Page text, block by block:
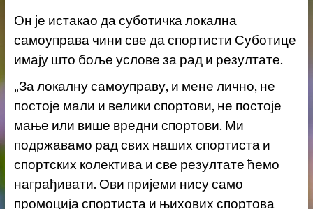
Он је истакао да суботичка локална
самоуправа чини све да спортисти Суботице
имају што боље услове за рад и резултате.
„За локалну самоуправу, и мене лично, не
постоје мали и велики спортови, не постоје
мање или више вредни спортови. Ми
подржавамо рад свих наших спортиста и
спортских колектива и све резултате ћемо
награђивати. Ови пријеми нису само
промоција спортиста и њихових спортова